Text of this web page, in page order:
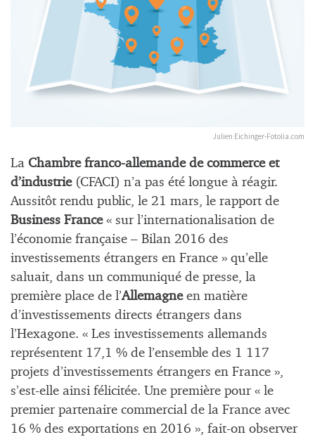
Julien Eichinger-Fotolia.com
La Chambre franco-allemande de commerce et
d’industrie(CFACI) n’a pas été longue à réagir.
Aussitôt rendu public, le 21 mars, le rapport de
Business France« sur l’internationalisation de
l’économie française – Bilan 2016 des
investissements étrangers en France » qu’elle
saluait, dans un communiqué de presse, la
première place de l’Allemagneen matière
d’investissements directs étrangers dans
l’Hexagone. « Les investissements allemands
représentent 17,1 % de l’ensemble des 1 117
projets d’investissements étrangers en France »,
s’est-elle ainsi félicitée. Une première pour « le
premier partenaire commercial de la France avec
16 % des exportations en 2016 », fait-on observer